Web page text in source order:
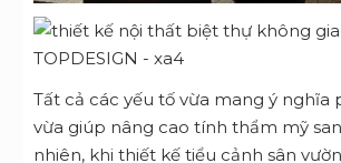
Tất cả các yếu tố vừa mang ý nghĩa
vừa giúp nâng cao tính thẩm mỹ
nhiên, khi thiết kế tiểu cảnh sân